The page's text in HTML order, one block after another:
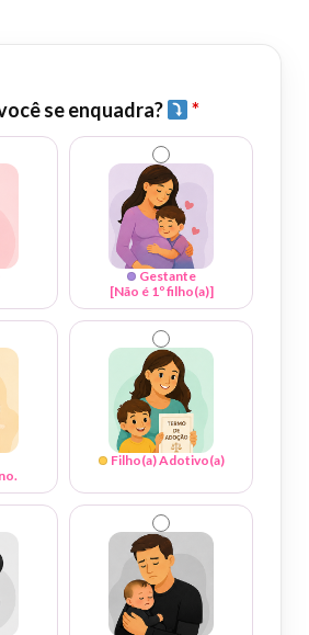
se enquadra? *
Gestante
[Não é 1º filho(a)]
Filho(a) Adotivo(a)